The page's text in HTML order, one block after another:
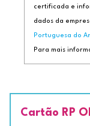
certificada e
dados da
Portuguesa do
Para mais
Cartão RP